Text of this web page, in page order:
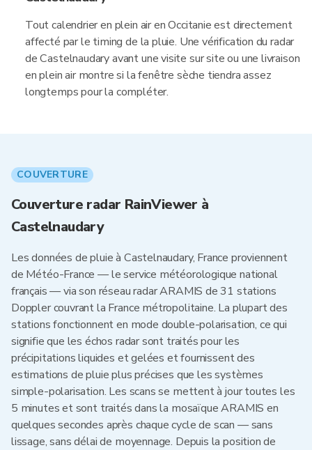
Tout calendrier en plein air en Occitanie est directement
affecté par le timing de la pluie. Une vérification du radar
de Castelnaudary avant une visite sur site ou une livraison
en plein air montre si la fenêtre sèche tiendra assez
longtemps pour la compléter.
COUVERTURE
Couverture radar RainViewer à
Castelnaudary
Les données de pluie à Castelnaudary, France proviennent
de Météo-France — le service météorologique national
français — via son réseau radar ARAMIS de 31 stations
Doppler couvrant la France métropolitaine. La plupart des
stations fonctionnent en mode double-polarisation, ce qui
signifie que les échos radar sont traités pour les
précipitations liquides et gelées et fournissent des
estimations de pluie plus précises que les systèmes
simple-polarisation. Les scans se mettent à jour toutes les
5 minutes et sont traités dans la mosaïque ARAMIS en
quelques secondes après chaque cycle de scan — sans
lissage, sans délai de moyennage. Depuis la position de